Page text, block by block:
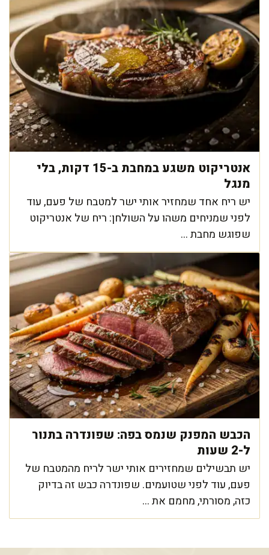
אנטריקוט משגע במחבת ב-15 דקות, בלי
מנגל
יש ריח אחד שמחזיר אותי ישר למטבח של פעם, עוד
לפני שמניחים משהו על השולחן: ריח של אנטריקוט
שפוגש מחבת ...
הכבש המפנק שנמס בפה: שפונדרה בתנור
ל-2 שעות
יש תבשילים שמחזירים אותי ישר לריח מהמטבח של
פעם, עוד לפני שטועמים. שפונדרה כבש זה בדיוק
כזה, מסורתי, מחמם את ...